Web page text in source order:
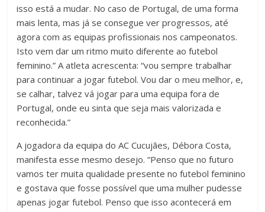
isso está a mudar. No caso de Portugal, de uma forma
mais lenta, mas já se consegue ver progressos, até
agora com as equipas profissionais nos campeonatos.
Isto vem dar um ritmo muito diferente ao futebol
feminino.” A atleta acrescenta: “vou sempre trabalhar
para continuar a jogar futebol. Vou dar o meu melhor, e,
se calhar, talvez vá jogar para uma equipa fora de
Portugal, onde eu sinta que seja mais valorizada e
reconhecida.”
A jogadora da equipa do AC Cucujães, Débora Costa,
manifesta esse mesmo desejo. “Penso que no futuro
vamos ter muita qualidade presente no futebol feminino
e gostava que fosse possível que uma mulher pudesse
apenas jogar futebol. Penso que isso acontecerá em